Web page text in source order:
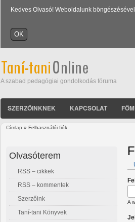
Kedves Olvasó! Weboldalunk
A szabad pedagógiai gondolkodás fóruma
SZERZŐINKNEK KAPCSOLAT
Címlap » Felhasználói fiók
A
Olvasóterem
RSS – cikkek
RSS – kommentek
Szerzőink
Taní-tani Könyvek